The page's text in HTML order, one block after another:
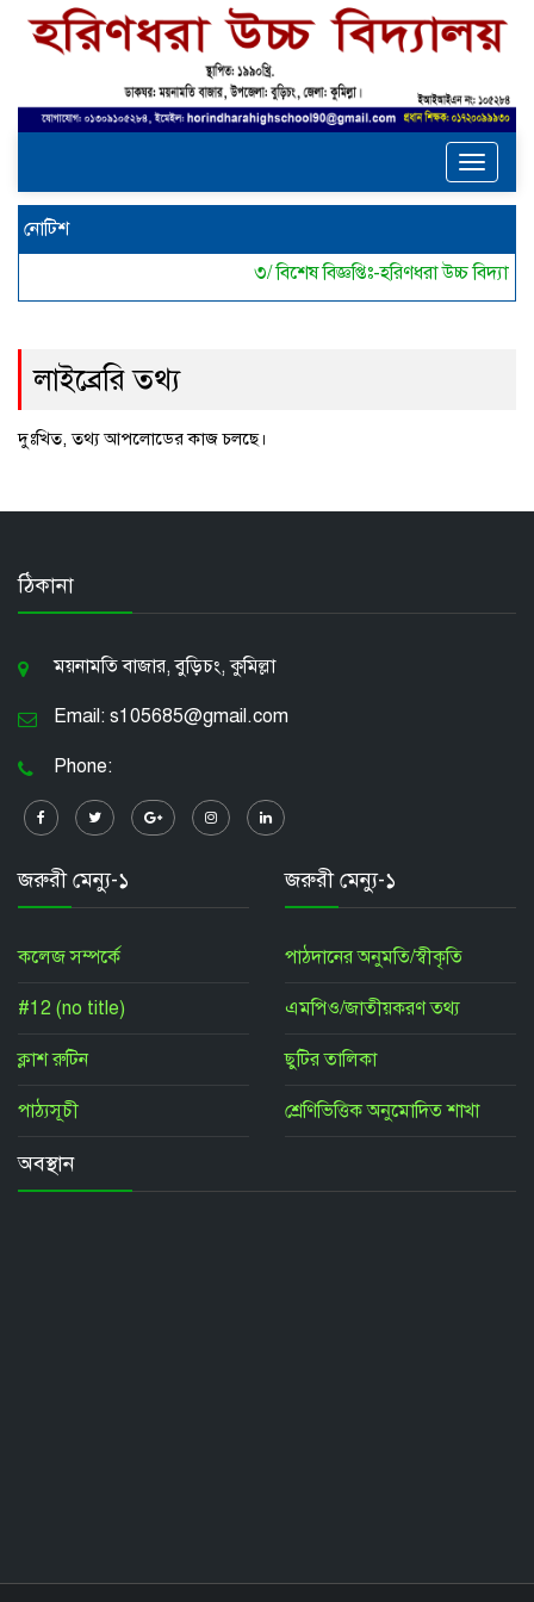
Toggle
নোটিশ
৩/ বিশেষ বিজ্ঞপ্তিঃ-হরিণধরা উচ্চ
লাইব্রেরি তথ্য
দুঃখিত, তথ্য আপলোডের কাজ চলছে।
ঠিকানা
ময়নামতি বাজার, বুড়িচং, কুমিল্লা
Email: s105685@gmail.com
Phone:
জরুরী মেন্যু-১
কলেজ সম্পর্কে
#12 (no title)
ক্লাশ রুটিন
পাঠ্যসূচী
জরুরী মেন্যু-১
পাঠদানের অনুমতি/স্বীকৃতি
এমপিও/জাতীয়করণ তথ্য
ছুটির তালিকা
শ্রেণিভিত্তিক অনুমোদিত শাখা
অবস্থান